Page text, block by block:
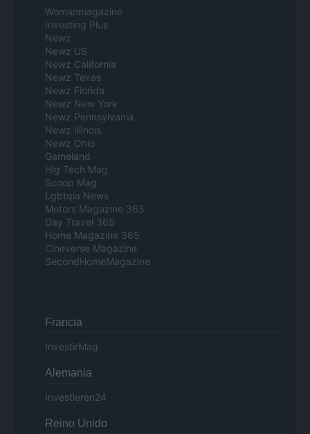
Womanmagazine
Investing Plus
Newz
Newz US
Newz California
Newz Texas
Newz Florida
Newz New York
Newz Pennsylvania
Newz Illinois
Newz Ohio
Gameland
Hig Tech Mag
Scoop Mag
Lgbtqia News
Motors Magazine 365
Day Travel 365
Home Magazine 365
Cineverse Magazine
SecondHomeMagazine
Francia
InvestirMag
Alemania
Investieren24
Reino Unido